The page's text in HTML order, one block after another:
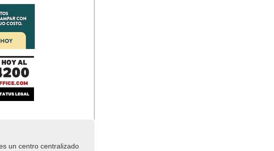
un centro centralizado